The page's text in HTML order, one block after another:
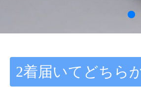
2着届いてどちら